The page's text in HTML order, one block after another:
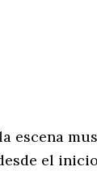
escena
el